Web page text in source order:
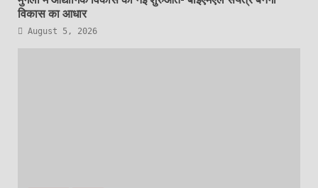
विकास का आधार
August 5, 2026